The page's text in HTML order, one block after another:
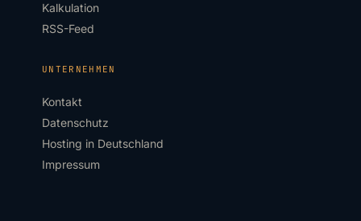
Kalkulation
RSS-Feed
UNTERNEHMEN
Kontakt
Datenschutz
Hosting in Deutschland
Impressum